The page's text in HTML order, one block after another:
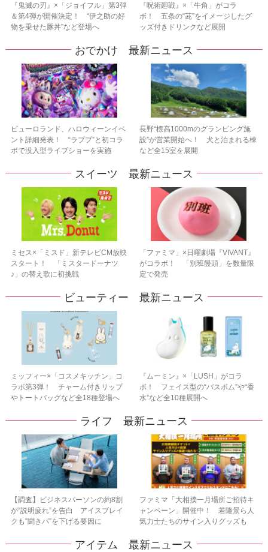
『鬼滅の刃』×「ジョイフル」第3弾
＆第4弾が開催決定！ “伊之助の好
物を乗せた豚丼”など登場へ
『呪術廻戦』×「牛角」がコラ
ボ！ 五条の“茈”をイメージしたグ
ッズ付きドリンクなど展開
おでかけ 最新ニュース
ピューロランド、ハロウィーンイベ
ント詳細発表！ “ラブブ”と初コラ
ボで没入型ライブショーを実施
長野“標高1000mのグランピング施
設”が営業開始へ！ 犬と泊まれる棟
など全15室を展開
スイーツ 最新ニュース
ミセス×「ミスド」新テレビCM放映
スタート！ 「ミスタードーナツ
♪」の替え歌に初挑戦
「ファミマ」×日曜劇場『VIVANT』
がコラボ！ 「別班饅頭」を数量限
定で発売
ビューティー 最新ニュース
ミッフィー×「コスメキッチン」コ
ラボ第3弾！ チャーム付きリップ
やトートバッグなど全18種登場へ
『ムーミン』×「LUSH」がコラ
ボ！ フェイス型の“バスボム”や“香
水”など全10種展開へ
ライフ 最新ニュース
【調査】ビジネスパーソンの約8割
が“説明疲れ”を告白 アイスブレイ
クも“聞きパ”を下げる要因に
ファミマ「大相撲一月場所ご招待キ
ャンペーン」開催中！ 若隆景ら人
気力士たちのサイン入りグッズも
アイテム 最新ニュース